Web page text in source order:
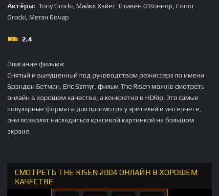
Актёры: Tony Grocki, Майкл Хэйес, Стивен О’Коннор, Conor
Grocki, Меган Бочар
2.4
Описание фильма:
Снятый и выпущенный под руководством режиссера по имени
Брэндон Бетман, Eric Szmyr, фильм The Risen можно смотреть
онлайн в хорошем качестве, а конкретно в HDRip. Это самые
популярные форматы для просмотра у зрителей в интернете,
они позволят насладиться красивой картинкой на большом
экране.
СМОТРЕТЬ THE RISEN 2004 ОНЛАЙН В ХОРОШЕМ
КАЧЕСТВЕ